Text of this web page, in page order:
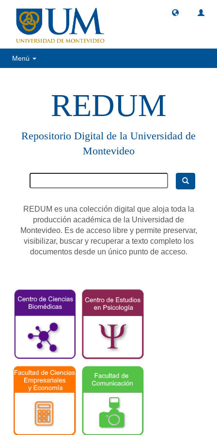
Menú
REDUM
Repositorio Digital de la Universidad de
Montevideo
REDUM es una colección digital que aloja toda la
producción académica de la Universidad de
Montevideo. Es de acceso libre y permite preservar,
visibilizar, buscar y recuperar a texto completo los
documentos desde un único punto de acceso.